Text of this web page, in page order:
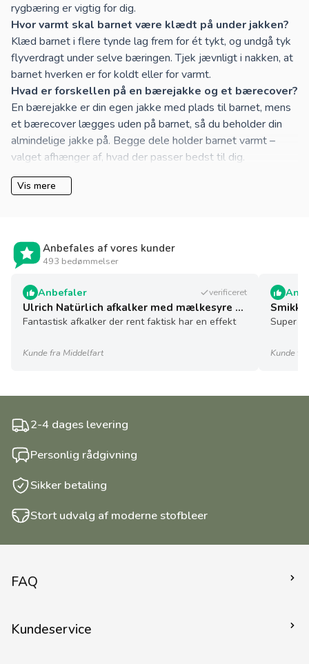
rygbæring er vigtig for dig.
Hvor varmt skal barnet være klædt på under jakken?
Klæd barnet i flere tynde lag frem for ét tykt, og undgå tyk
flyverdragt under selve bæringen. Tjek jævnligt i nakken, at
barnet hverken er for koldt eller for varmt.
Hvad er forskellen på en bærejakke og et bærecover?
En bærejakke er din egen jakke med plads til barnet, mens
etbærecoverlægges uden på barnet, så du beholder din
almindelige jakke på. Begge dele holder barnet varmt –
valget afhænger af, hvad der passer bedst til dig.
Vis mere
Anbefales af vores kunder
493 bedømmelser
Anbefaler verificeret
Ulrich Natürlich afkalker med mælkesyre - 5 l - økologisk
Fantastisk afkalker der rent faktisk har en effekt
Kunde fra Middelfart
Super
Kunde
2-4 dages levering
Personlig rådgivning
Sikker betaling
Stort udvalg af moderne stofbleer
FAQ
Stofbind - hvorfor og hvordan?
Kundeservice